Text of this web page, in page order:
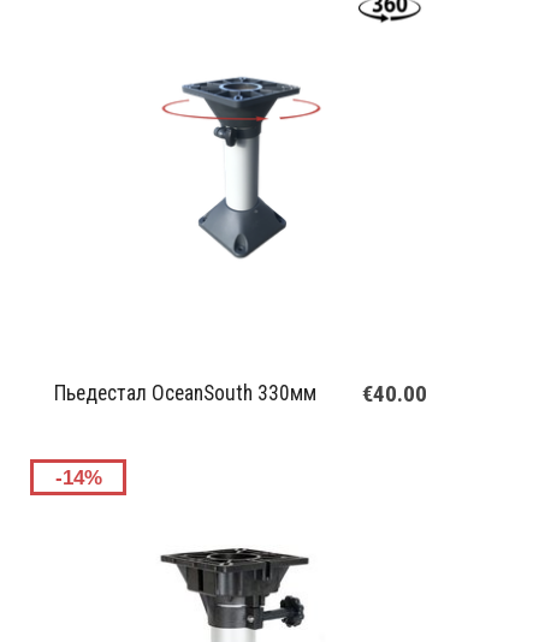
Пьедестал OceanSouth 330мм €40.00
-14%